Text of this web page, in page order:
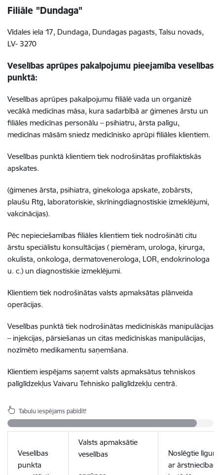
Filiāle "Dundaga"
Vīdales iela 17, Dundaga, Dundagas pagasts, Talsu novads,
LV- 3270
Veselības aprūpes pakalpojumu pieejamība veselības
punktā:
Veselības aprūpes pakalpojumu filiālē vada un organizē
vecākā medicīnas māsa, kura sadarbībā ar ģimenes ārstu un
filiāles medicīnas personālu – psihiatru, ārsta palīgu,
medicīnas māsām sniedz medicīnisko aprūpi filiāles klientiem.
Veselības punktā klientiem tiek nodrošinātas profilaktiskās
apskates.
(ģimenes ārsta, psihiatra, ginekologa apskate, zobārsts,
plaušu Rtg, laboratoriskie, skrīningdiagnostiskie izmeklējumi,
vakcinācijas).
Pēc nepieciešamības filiāles klientiem tiek nodrošināti citu
ārstu speciālistu konsultācijas ( piemēram, urologa, ķirurga,
okulista, onkologa, dermatovenerologa, LOR, endokrinologa
u. c.) un diagnostiskie izmeklējumi.
Klientiem tiek nodrošinātas valsts apmaksātas plānveida
operācijas.
Veselības punktā tiek nodrošinātas medicīniskās manipulācijas
– injekcijas, pārsiešanas un citas medicīniskas manipulācijas,
nozīmēto medikamentu saņemšana.
Klientiem iespējams saņemt valsts apmaksātus tehniskos
palīglīdzekļus Vaivaru Tehnisko palīglīdzekļu centrā.
Tabulu iespējams pabīdīt!
Veselības
punkta
Valsts apmaksātie
veselības
Noslēgtie līgumi
ar ārstniecības